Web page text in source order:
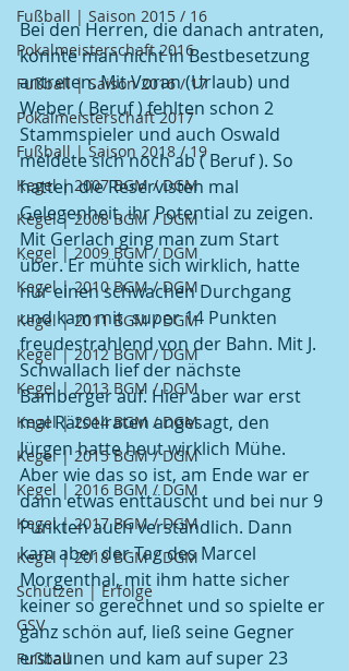
Fußball | Saison 2015 / 16
Pokalmeisterschaft 2016
Fußball | Saison 2016 / 17
Pokalmeisterschaft 2017
Fußball | Saison 2018 / 19
Kegel | 2007 BGM / DGM
Kegel | 2008 BGM / DGM
Kegel | 2009 BGM / DGM
Kegel | 2010 BGM / DGM
Kegel | 2011 BGM / DGM
Kegel | 2012 BGM / DGM
Kegel | 2013 BGM / DGM
Kegel | 2014 BGM / DGM
Kegel | 2015 BGM / DGM
Kegel | 2016 BGM / DGM
Kegel | 2017 BGM / DGM
Kegel | 2018 BGM / DGM
Schützen | Erfolge
GSV
Fußball
Bei den Herren, die danach antraten,
konnte man nicht in Bestbesetzung
antreten. Mit Voran (Urlaub) und
Weber ( Beruf ) fehlten schon 2
Stammspieler und auch Oswald
meldete sich noch ab ( Beruf ). So
hatten die Reservisten mal
Gelegenheit, ihr Potential zu zeigen.
Mit Gerlach ging man zum Start
über. Er mühte sich wirklich, hatte
nur einen schwachen Durchgang
und kam mit  super 14 Punkten
freudestrahlend von der Bahn. Mit J.
Schwallach lief der nächste
Bamberger auf. Hier aber war erst
mal Rätselraten angesagt, den
Jürgen hatte heut wirklich Mühe.
Aber wie das so ist, am Ende war er
dann etwas enttäuscht und bei nur 9
Punkten auch verständlich. Dann
kam aber der Tag des Marcel
Morgenthal, mit ihm hatte sicher
keiner so gerechnet und so spielte er
ganz schön auf, ließ seine Gegner
erstaunen und kam auf super 23